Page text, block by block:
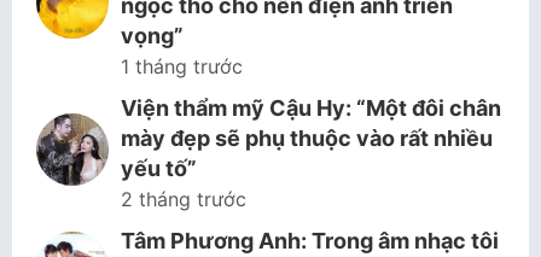
ngọc thô cho nền điện ảnh triển
vọng”
1 tháng trước
Viện thẩm mỹ Cậu Hy: “Một đôi chân
mày đẹp sẽ phụ thuộc vào rất nhiều
yếu tố”
2 tháng trước
Tâm Phương Anh: Trong âm nhạc tôi